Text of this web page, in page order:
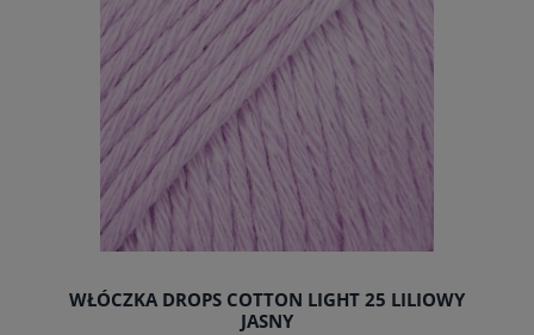
WŁÓCZKA DROPS COTTON LIGHT 25 LILIOWY
JASNY